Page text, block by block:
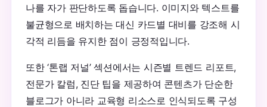
나를 자가 판단하도록 돕습니다. 이미지와 텍스트를
불균형으로 배치하는 대신 카드별 대비를 강조해 시
각적 리듬을 유지한 점이 긍정적입니다.
또한 ‘톤랩 저널’ 섹션에서는 시즌별 트렌드 리포트,
전문가 칼럼, 진단 팁을 제공하여 콘텐츠가 단순한
블로그가 아니라 교육형 리소스로 인식되도록 구성